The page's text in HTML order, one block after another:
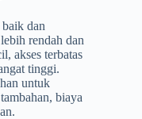
dan
rendah dan
akses terbatas
tinggi.
untuk
biaya